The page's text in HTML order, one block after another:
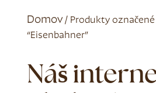
Domov/ Produkty
“Eisenbahner”
Náš